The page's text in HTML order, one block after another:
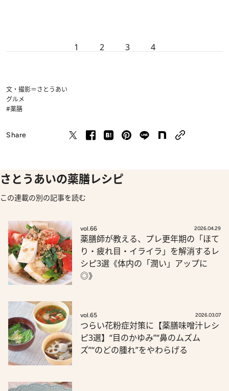
1 2 3 4
文・撮影＝さとうあい
グルメ
#薬膳
Share
さとうあいの薬膳レシピ
この連載の別の記事を読む
vol.66 2026.04.29
薬膳師が教える、プレ更年期の「ほて
り・疲れ目・イライラ」を解消するレ
シピ3選《体内の「潤い」アップに
◎》
vol.65 2026.03.07
つらい花粉症対策に【薬膳味噌汁レシ
ピ3選】“目のかゆみ”“鼻のムズム
ズ”“のどの腫れ”をやわらげる